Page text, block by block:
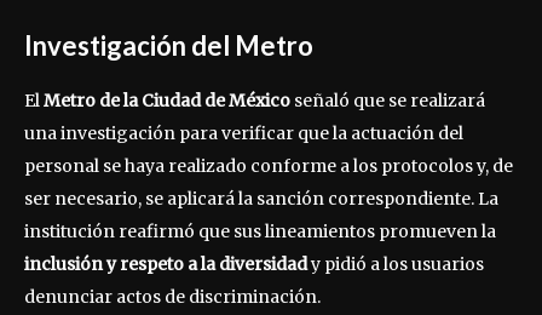
Investigación del Metro
ElMetro de la Ciudad de México señaló que se realizará
una investigación para verificar que la actuación del
personal se haya realizado conforme a los protocolos y, de
ser necesario, se aplicará la sanción correspondiente. La
institución reafirmó que sus lineamientos promueven la
inclusión y respeto a la diversidady pidió a los usuarios
denunciar actos de discriminación.